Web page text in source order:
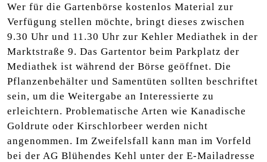
Wer für die Gartenbörse kostenlos Material zur
Verfügung stellen möchte, bringt dieses zwischen
9.30 Uhr und 11.30 Uhr zur Kehler Mediathek in der
Marktstraße 9. Das Gartentor beim Parkplatz der
Mediathek ist während der Börse geöffnet. Die
Pflanzenbehälter und Samentüten sollten beschriftet
sein, um die Weitergabe an Interessierte zu
erleichtern. Problematische Arten wie Kanadische
Goldrute oder Kirschlorbeer werden nicht
angenommen. Im Zweifelsfall kann man im Vorfeld
bei der AG Blühendes Kehl unter der E-Mailadresse